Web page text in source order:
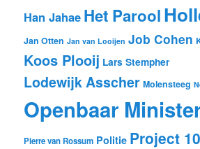
Han Jahae Het Parool
Jan Otten Jan van Looijen Job Cohen
Koos Plooij Lars Stempher
Lodewijk Asscher Molensteeg
Openbaar
Pierre van Rossum Politie Project